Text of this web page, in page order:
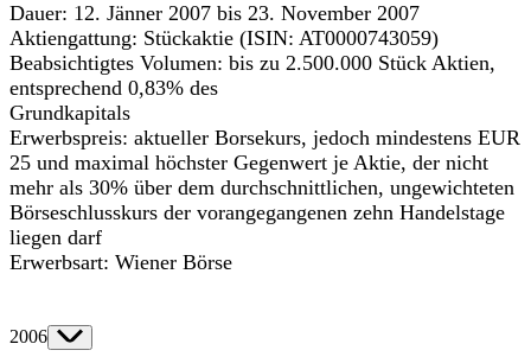
Dauer: 12. Jänner 2007 bis 23. November 2007
Aktiengattung: Stückaktie (ISIN: AT0000743059)
Beabsichtigtes Volumen: bis zu 2.500.000 Stück Aktien,
entsprechend 0,83% des
Grundkapitals
Erwerbspreis: aktueller Borsekurs, jedoch mindestens EUR
25 und maximal höchster Gegenwert je Aktie, der nicht
mehr als 30% über dem durchschnittlichen, ungewichteten
Börseschlusskurs der vorangegangenen zehn Handelstage
liegen darf
Erwerbsart: Wiener Börse
2006